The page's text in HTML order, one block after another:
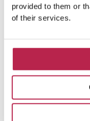
provided to them or
of their services.